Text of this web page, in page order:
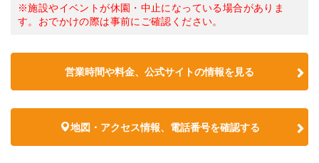
※施設やイベントが休園・中止になっている場合がありま
す。おでかけの際は事前にご確認ください。
営業時間や料金、公式サイトの情報を見る
地図・アクセス情報、電話番号を確認する